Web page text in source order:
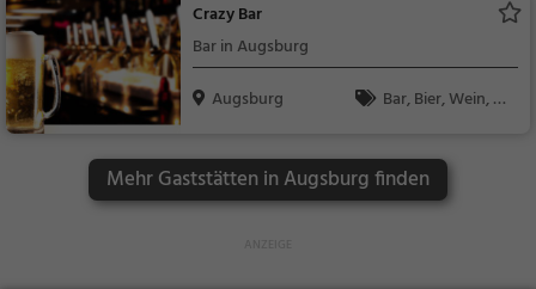
Crazy Bar
Bar in Augsburg
Augsburg
Bar, Bier, Wein, Sn
Mehr Gaststätten in Augsburg finden